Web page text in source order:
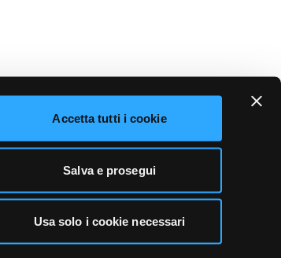
Accetta tutti i cookie
Salva e prosegui
Usa solo i cookie necessari